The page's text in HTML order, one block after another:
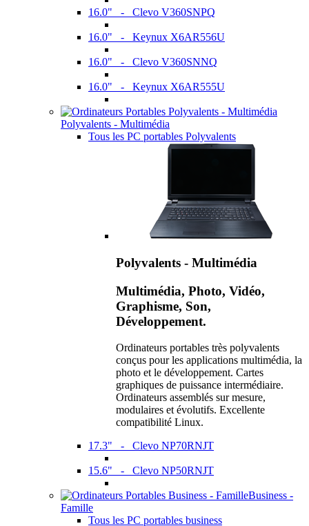
16.0" - Clevo V360SNPQ
16.0" - Keynux X6AR556U
16.0" - Clevo V360SNNQ
16.0" - Keynux X6AR555U
Polyvalents - Multimédia
Tous les PC portables Polyvalents
Polyvalents - Multimédia
Multimédia, Photo, Vidéo,
Graphisme, Son,
Développement.
Ordinateurs portables très polyvalents
conçus pour les applications multimédia, la
photo et le développement. Cartes
graphiques de puissance intermédiaire.
Ordinateurs assemblés sur mesure,
modulaires et évolutifs. Excellente
compatibilité Linux.
17.3" - Clevo NP70RNJT
15.6" - Clevo NP50RNJT
Business -
Famille
Tous les PC portables business